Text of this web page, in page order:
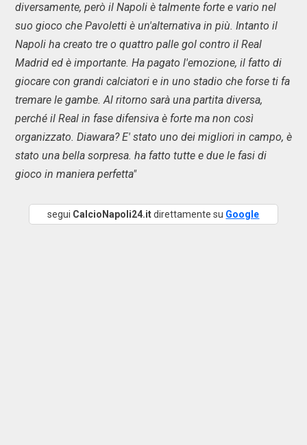
diversamente, però il Napoli è talmente forte e vario nel
suo gioco che Pavoletti è un'alternativa in più. Intanto il
Napoli ha creato tre o quattro palle gol contro il Real
Madrid ed è importante. Ha pagato l'emozione, il fatto di
giocare con grandi calciatori e in uno stadio che forse ti fa
tremare le gambe. Al ritorno sarà una partita diversa,
perché il Real in fase difensiva è forte ma non così
organizzato. Diawara? E' stato uno dei migliori in campo, è
stato una bella sorpresa. ha fatto tutte e due le fasi di
gioco in maniera perfetta"
segui CalcioNapoli24.itdirettamente su Google